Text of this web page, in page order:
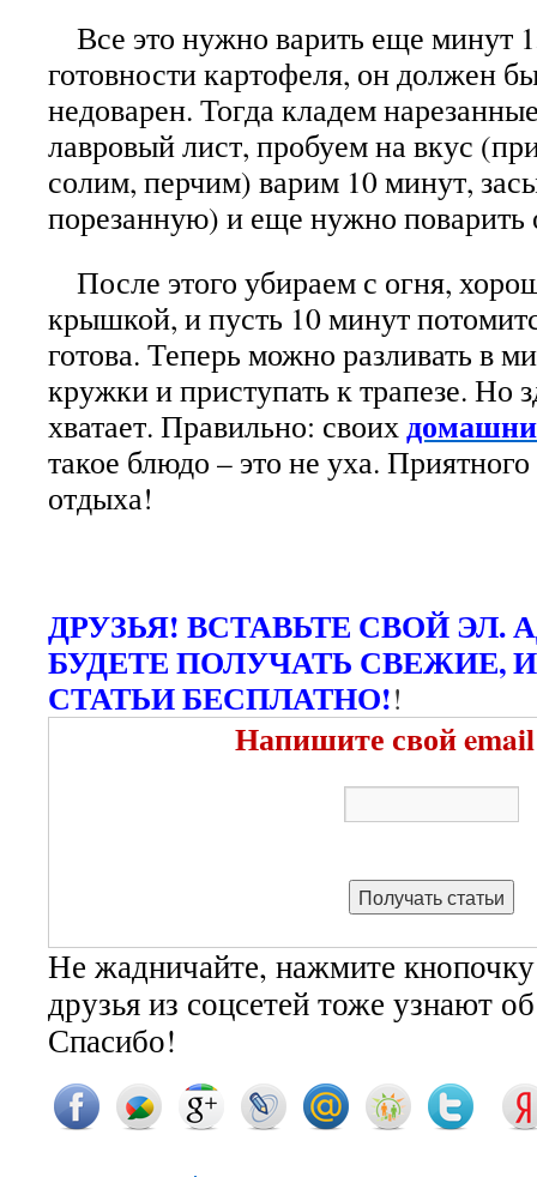
Все это нужно варить еще минут
готовности картофеля, он должен
недоварен. Тогда кладем
лавровый лист, пробуем на вкус
солим, перчим) варим 10 минут,
порезанную) и еще нужно поварить
После этого убираем с огня,
крышкой, и пусть 10 минут
готова. Теперь можно разливать в
кружки и приступать к трапезе. Но
хватает. Правильно: своих
такое блюдо – это не уха.
отдыха!
ДРУЗЬЯ! ВСТАВЬТЕ СВОЙ ЭЛ.
БУДЕТЕ ПОЛУЧАТЬ СВЕЖИЕ,
СТАТЬИ БЕСПЛАТНО!!
Напишите свой
Не жадничайте, нажмите
друзья из соцсетей тоже узнают
Спасибо!